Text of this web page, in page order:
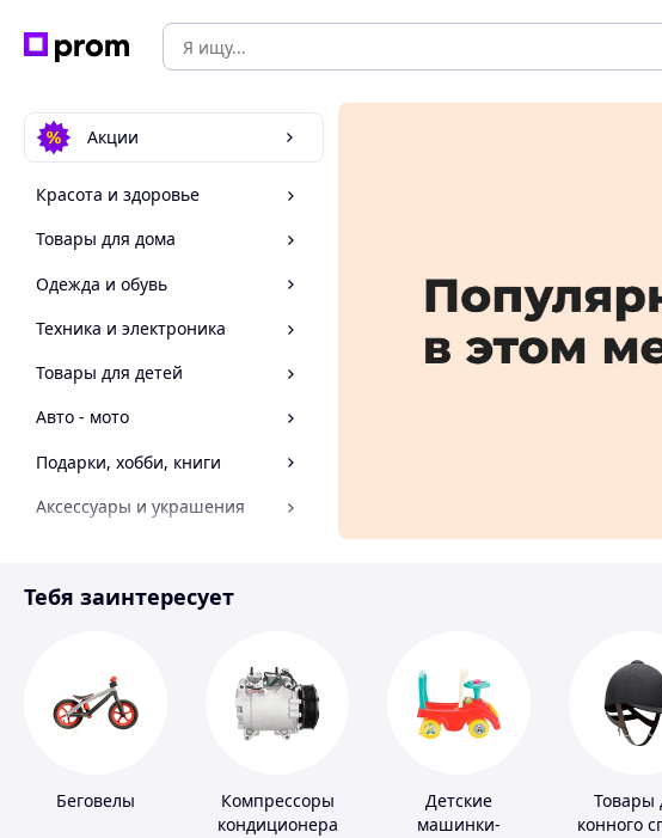
Акции
Красота и здоровье
Товары для дома
Одежда и обувь
Техника и электроника
Товары для детей
Авто - мото
Подарки, хобби, книги
Аксессуары и украшения
Спорт и отдых
Тебя заинтересует
Беговелы
Компрессоры
кондиционера
Детские
машинки-
Товары
конного